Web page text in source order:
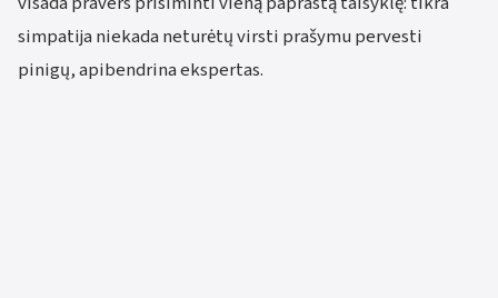
simpatija niekada neturėtų virsti prašymu pervesti
pinigų, apibendrina ekspertas.